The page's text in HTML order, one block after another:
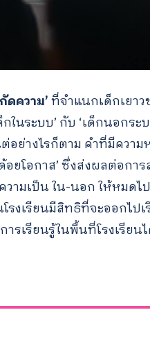
ดความ’ที่จำแนกเด็กเยาว
ในระบบ’ กับ ‘เด็กนอก
ต่อย่างไรก็ตาม คำที่มีคว
อยโอกาส’ ซึ่งส่งผลต่อ
ามเป็น ใน-นอก ให้หมดไ
รงเรียนมีสิทธิที่จะออกไ
รเรียนรู้ในพื้นที่โรงเรียน